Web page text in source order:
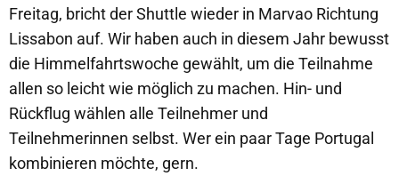
Freitag, bricht der Shuttle wieder in Marvao Richtung
Lissabon auf. Wir haben auch in diesem Jahr bewusst
die Himmelfahrtswoche gewählt, um die Teilnahme
allen so leicht wie möglich zu machen. Hin- und
Rückflug wählen alle Teilnehmer und
Teilnehmerinnen selbst. Wer ein paar Tage Portugal
kombinieren möchte, gern.